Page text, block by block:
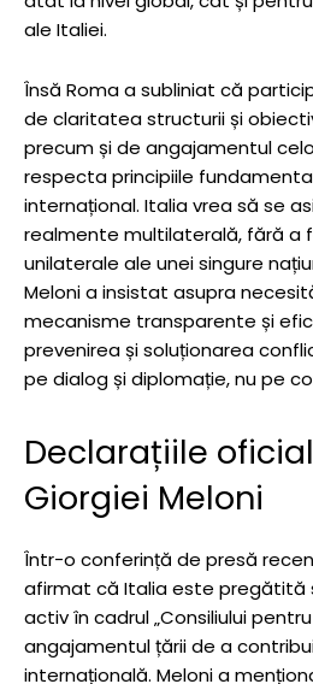
ale Italiei.
Însă Roma a subliniat că
de claritatea structurii și
precum și de angajamentul
respecta principiile
internațional. Italia vrea să se
realmente multilaterală, fără a
unilaterale ale unei singure
Meloni a insistat asupra
mecanisme transparente și
prevenirea și soluționarea
pe dialog și diplomație, nu pe
Declarațiile
Giorgiei Meloni
Într-o conferință de presă
afirmat că Italia este pregătită
activ în cadrul „Consiliului
angajamentul țării de a
internațională. Meloni a